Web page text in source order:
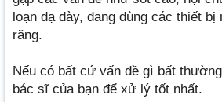
loạn dạ dày, đang dùng các thiết
răng.
Nếu có bất cứ vấn đề gì bất
bác sĩ của bạn để xử lý tốt nhất.